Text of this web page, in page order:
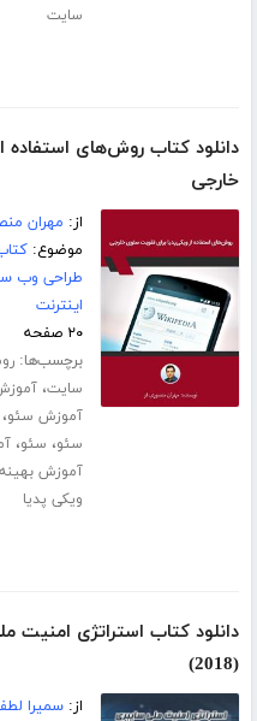
سایت
دانلود کتاب روش‌های
خارجی
از: مهران
موضوع:
طراحی وب
اینترنت
۲۰ صفحه
برچسب‌ها:
سایت،
آموزش سئو،
سئو، سئو،
آموزش
ویکی پدیا
دانلود کتاب استراتژی امنیت
(2018)
از:سمیرا